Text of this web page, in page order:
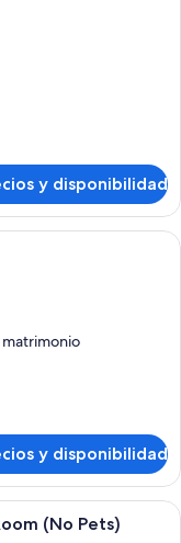
y disponibilidad
bien hecha con
matrimonio
y disponibilidad
de hotel con una cama
(No Pets)